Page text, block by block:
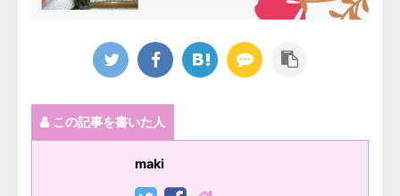
この記事を書いた人
maki